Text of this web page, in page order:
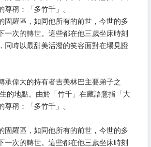
稱：「多竹千」。
固羅區，如同他所有的前世，今世的多
次的轉世。這些都在他三歲坐床時刻
同時以最甜美活潑的笑容面對在場見證
偉大的持有者吉美林巴主要弟子之
的地點。由於「竹千」在藏語意指「大
稱：「多竹千」。
固羅區，如同他所有的前世，今世的多
次的轉世。這些都在他三歲坐床時刻